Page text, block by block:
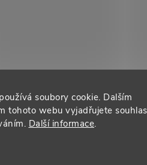
soubory cookie. Dalším
tohoto webu vyjadřujete
Další informace.